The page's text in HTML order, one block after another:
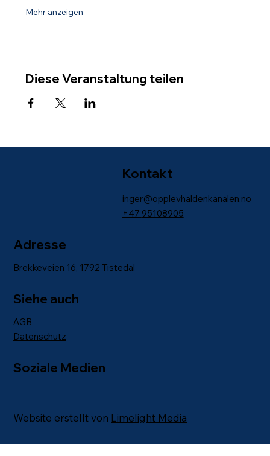
Mehr anzeigen
Diese Veranstaltung teilen
Kontakt
inger@opplevhaldenkanalen.no
+47 95108905
Adresse
Brekkeveien 16, 1792 Tistedal
Soziale Medien
Siehe auch
AGB
Datenschutz
Website erstellt von Limelight Media